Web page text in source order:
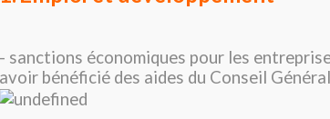
- sanctions économiques pour les
avoir bénéficié des aides du Conseil